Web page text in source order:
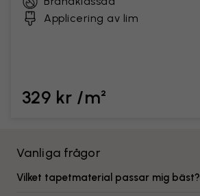
Applicering av lim
329 kr /m²
Vanliga frågor
Vilket tapetmaterial passar mig bäst?